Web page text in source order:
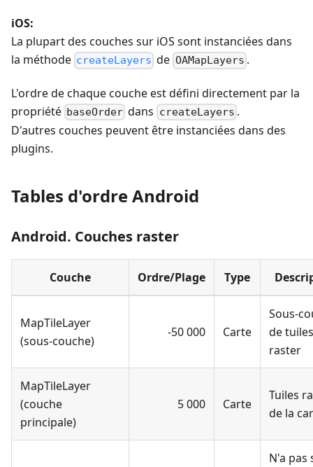
iOS:
La plupart des couches sur iOS sont instanciées dans
la méthode createLayers de OAMapLayers .
L'ordre de chaque couche est défini directement par la
propriété baseOrder dans createLayers .
D'autres couches peuvent être instanciées dans des
plugins.
Tables d'ordre Android
Android. Couches raster
Couche Ordre/Plage Type
MapTileLayer
(sous-couche)
-50 000 Carte
Sous-
de tuiles
raster
MapTileLayer
(couche
principale)
5 000 Carte
Tuiles
de la
N'a pas